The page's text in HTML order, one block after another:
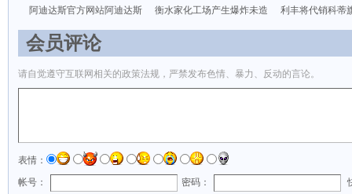
阿迪达斯官方网站阿迪达斯 衡水家化工场产生爆炸未造 利丰将代销科蒂
会员评论
请自觉遵守互联网相关的政策法规，严禁发布色情、暴力、反动的言论。
表情：
帐号：
密码：